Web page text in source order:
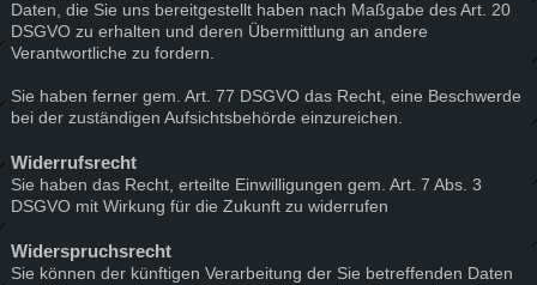
Daten, die Sie uns bereitgestellt haben nach Maßgabe des Art. 20
DSGVO zu erhalten und deren Übermittlung an andere
Verantwortliche zu fordern.
Sie haben ferner gem. Art. 77 DSGVO das Recht, eine Beschwerde
bei der zuständigen Aufsichtsbehörde einzureichen.
Widerrufsrecht
Sie haben das Recht, erteilte Einwilligungen gem. Art. 7 Abs. 3
DSGVO mit Wirkung für die Zukunft zu widerrufen
Widerspruchsrecht
Sie können der künftigen Verarbeitung der Sie betreffenden Daten